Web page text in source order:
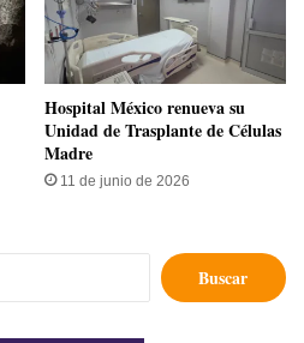
Hospital México renueva su
Unidad de Trasplante de Células
Madre
11 de junio de 2026
Buscar: